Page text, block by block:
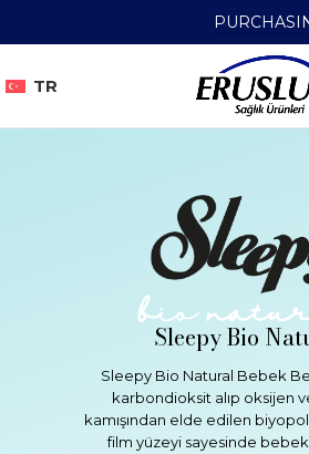
TR
Sleepy Bio
Sleepy Bio Natural Bebek
karbondioksit alıp oksijen
kamışından elde edilen
film yüzeyi sayesinde